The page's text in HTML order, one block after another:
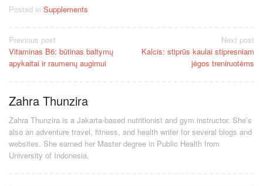
Posted in Supplements
Post
navigation
Previous post
Vitaminas B6: būtinas baltymų
apykaitai ir raumenų augimui
Next post
Kalcis: stiprūs kaulai stipresniam
jėgos treniruotėms
Zahra Thunzira
Zahra Thunzira is a Jakarta-based nutritionist and gym instructor. She’s
also an adventure travel, fitness, and health writer for several blogs and
websites. She earned her Master degree in Public Health from
University of Indonesia.